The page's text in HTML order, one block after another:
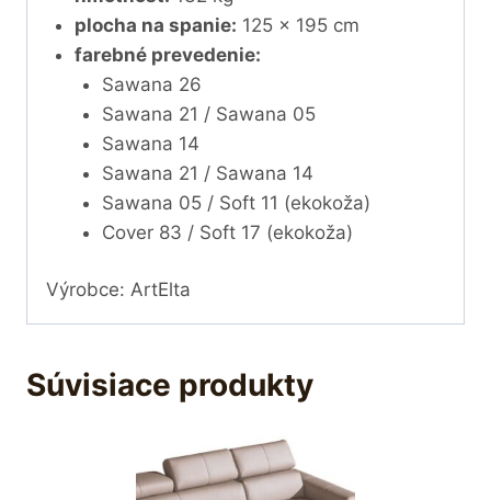
plocha na spanie: 125 x 195 cm
farebné prevedenie:
Sawana 26
Sawana 21 / Sawana 05
Sawana 14
Sawana 21 / Sawana 14
Sawana 05 / Soft 11 (ekokoža)
Cover 83 / Soft 17 (ekokoža)
Výrobce: ArtElta
Súvisiace produkty